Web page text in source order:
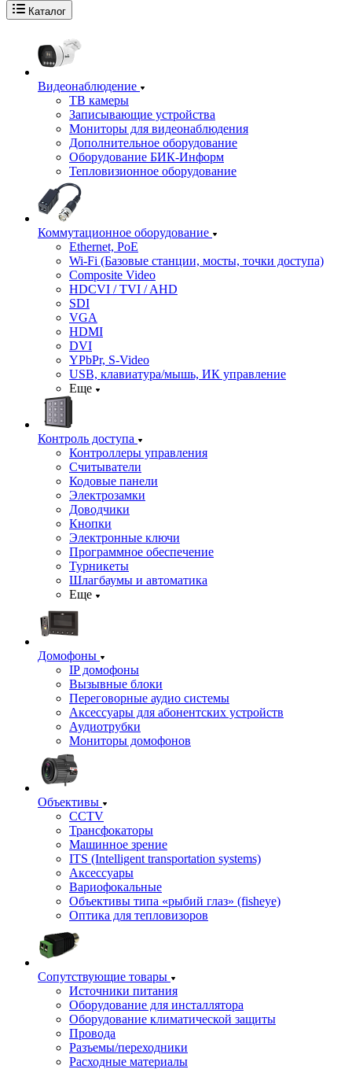
Каталог
Видеонаблюдение
ТВ камеры
Записывающие устройства
Мониторы для видеонаблюдения
Дополнительное оборудование
Оборудование БИК-Информ
Тепловизионное оборудование
Коммутационное оборудование
Ethernet, PoE
Wi-Fi (Базовые станции, мосты, точки доступа)
Composite Video
HDCVI / TVI / AHD
SDI
VGA
HDMI
DVI
YPbPr, S-Video
USB, клавиатура/мышь, ИК управление
Еще
Контроль доступа
Контроллеры управления
Считыватели
Кодовые панели
Электрозамки
Доводчики
Кнопки
Электронные ключи
Программное обеспечение
Турникеты
Шлагбаумы и автоматика
Еще
Домофоны
IP домофоны
Вызывные блоки
Переговорные аудио системы
Аксессуары для абонентских устройств
Аудиотрубки
Мониторы домофонов
Объективы
CCTV
Трансфокаторы
Машинное зрение
ITS (Intelligent transportation systems)
Аксессуары
Вариофокальные
Объективы типа «рыбий глаз» (fisheye)
Оптика для тепловизоров
Сопутствующие товары
Источники питания
Оборудование для инсталлятора
Оборудование климатической защиты
Провода
Разъемы/переходники
Расходные материалы